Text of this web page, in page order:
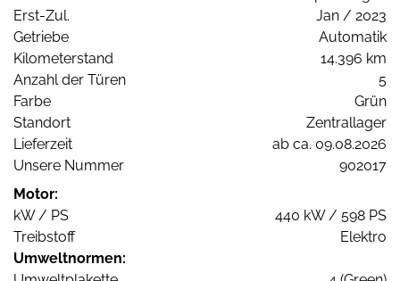
Erst-Zul.
Jan / 2023
Getriebe
Automatik
Kilometerstand
14.396 km
Anzahl der Türen
5
Farbe
Grün
Standort
Zentrallager
Lieferzeit
ab ca. 09.08.2026
Unsere Nummer
902017
Motor:
kW / PS
440 kW / 598 PS
Treibstoff
Elektro
Umweltnormen: